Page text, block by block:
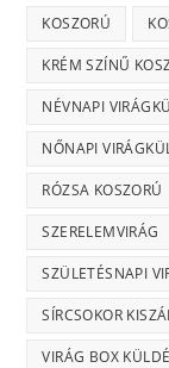
KOSZORÚ
KRÉM SZÍNŰ
NÉVNAPI
NŐNAPI
RÓZSA KOSZORÚ
SZERELEMVIRÁG
SZÜLETÉSNAPI
SÍRCSOKOR
VIRÁG BOX